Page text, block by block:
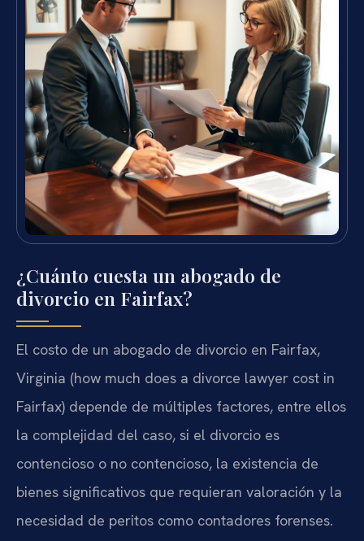
¿Cuánto cuesta un abogado de
divorcio en Fairfax?
El costo de un abogado de divorcio en Fairfax,
Virginia (how much does a divorce lawyer cost in
Fairfax) depende de múltiples factores, entre ellos
la complejidad del caso, si el divorcio es
contencioso o no contencioso, la existencia de
bienes significativos que requieran valoración y la
necesidad de peritos como contadores forenses.